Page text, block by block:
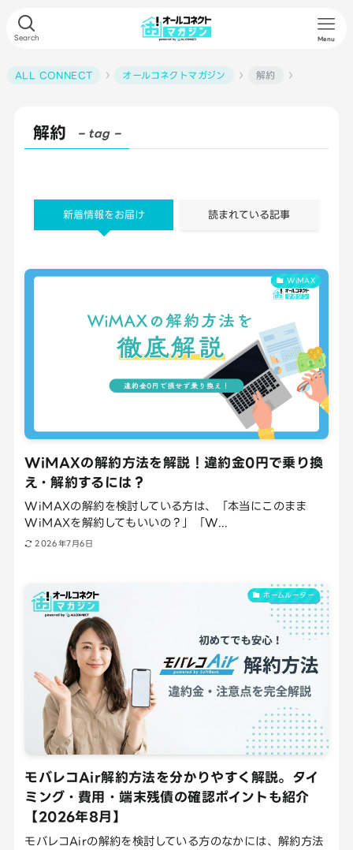
Search Menu
ALL CONNECT オールコネクトマガジン 解約
解約 – tag –
新着情報をお届け 読まれている記事
WiMAX
WiMAXの解約方法を解説！違約金0円で乗り換
え・解約するには？
WiMAXの解約を検討している方は、「本当にこのまま
WiMAXを解約してもいいの？」「W...
2026年7月6日
ホームルーター
モバレコAir解約方法を分かりやすく解説。タイ
ミング・費用・端末残債の確認ポイントも紹介
【2026年8月】
モバレコAirの解約を検討している方のなかには、解約方法